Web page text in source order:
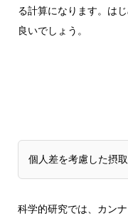
る計算になります。は
良いでしょう。
個人差を考慮した摂
科学的研究では、カン